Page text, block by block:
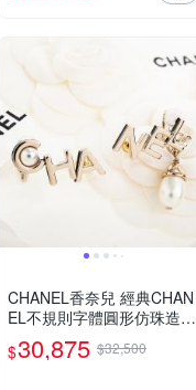
CHANEL香奈兒 經典CHAN
EL不規則字體圓形仿珠造型
穿式耳環 (金色)
$30,875 $32,500